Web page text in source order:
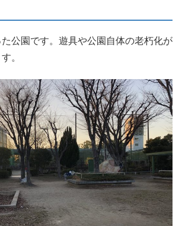
公園です。遊具や公園自体の老朽化が
。